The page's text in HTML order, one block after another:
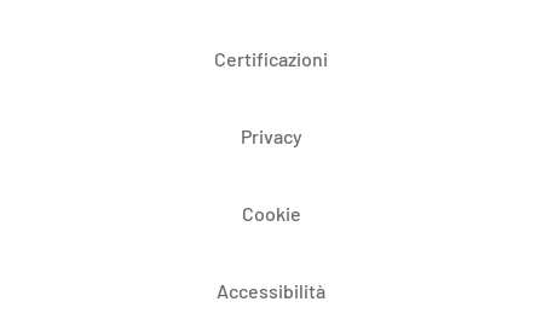
Certificazioni
Privacy
Cookie
Accessibilità